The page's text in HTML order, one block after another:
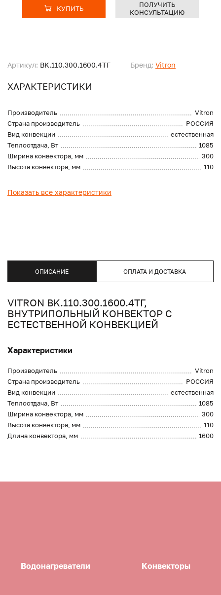
Артикул: BK.110.300.1600.4ТГ Бренд: Vitron
ХАРАКТЕРИСТИКИ
Производитель
Vitron
Страна производитель
РОССИЯ
Вид конвекции
естественная
Теплоотдача, Вт
1085
Ширина конвектора, мм
300
Высота конвектора, мм
110
Показать все характеристики
КУПИТЬ
ПОЛУЧИТЬ
КОНСУЛЬТАЦИЮ
ОПИСАНИЕ ОПЛАТА И ДОСТАВКА
VITRON BK.110.300.1600.4ТГ,
ВНУТРИПОЛЬНЫЙ КОНВЕКТОР С
ЕСТЕСТВЕННОЙ КОНВЕКЦИЕЙ
Характеристики
Производитель
Vitron
Страна производитель
РОССИЯ
Вид конвекции
естественная
Теплоотдача, Вт
1085
Ширина конвектора, мм
300
Высота конвектора, мм
110
Длина конвектора, мм
1600
Водонагреватели Конвекторы